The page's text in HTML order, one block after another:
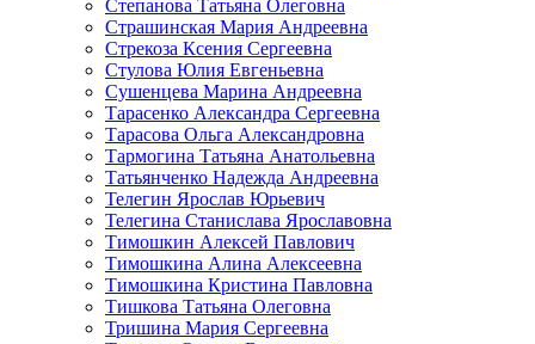
Степанова Татьяна Олеговна
Страшинская Мария Андреевна
Стрекоза Ксения Сергеевна
Стулова Юлия Евгеньевна
Сушенцева Марина Андреевна
Тарасенко Александра Сергеевна
Тарасова Ольга Александровна
Тармогина Татьяна Анатольевна
Татьянченко Надежда Андреевна
Телегин Ярослав Юрьевич
Телегина Станислава Ярославовна
Тимошкин Алексей Павлович
Тимошкина Алина Алексеевна
Тимошкина Кристина Павловна
Тишкова Татьяна Олеговна
Тришина Мария Сергеевна